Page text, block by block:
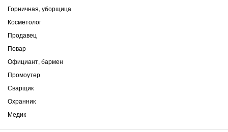
Горничная, уборщица
Косметолог
Продавец
Повар
Официант, бармен
Промоутер
Сварщик
Охранник
Медик